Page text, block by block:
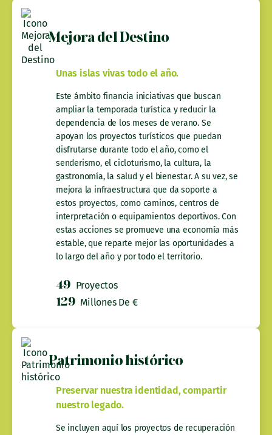
Mejora del Destino
Unas islas vivas todo el año.
Este ámbito financia iniciativas que buscan
ampliar la temporada turística y reducir la
dependencia de los meses de verano. Se
apoyan los proyectos turísticos que puedan
disfrutarse durante todo el año, como el
senderismo, el cicloturismo, la cultura, la
gastronomía, la salud y el bienestar. A su vez, se
mejora la infraestructura que da soporte a
estos proyectos, como caminos, centros de
interpretación o equipamientos deportivos. Con
estas acciones se promueve una economía más
estable, que reparte mejor las oportunidades a
lo largo del año y por todo el territorio.
49 Proyectos
129 Millones De €
Patrimonio histórico
Preservar nuestra identidad, compartir
nuestro legado.
Se incluyen aquí los proyectos de recuperación